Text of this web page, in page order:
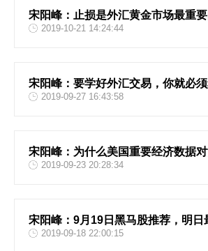
宋阳峰：止损是外汇黄金市场最重
2019-10-21 14:24:44
宋阳峰：要学好外汇交易，你就必
2019-09-27 16:43:58
宋阳峰：为什么美国重要经济数据
2019-09-23 20:28:34
宋阳峰：9月19日黑马股推荐，明日
2019-09-18 22:00:15